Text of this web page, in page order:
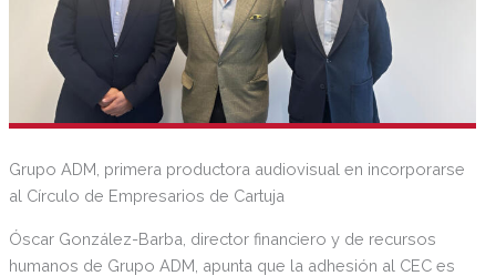
Grupo ADM, primera productora audiovisual en incorporarse
al Círculo de Empresarios de Cartuja
Óscar González-Barba, director financiero y de recursos
humanos de Grupo ADM, apunta que la adhesión al CEC es